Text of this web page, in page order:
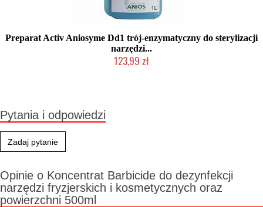
Preparat Activ Aniosyme Dd1 trój-enzymatyczny do sterylizacji
narzędzi...
123,99 zł
Pytania i odpowiedzi
Zadaj pytanie
Opinie o Koncentrat Barbicide do dezynfekcji
narzędzi fryzjerskich i kosmetycznych oraz
powierzchni 500ml